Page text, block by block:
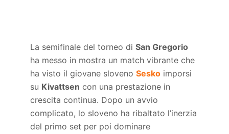
La semifinale del torneo diSan Gregorio
ha messo in mostra un match vibrante che
ha visto il giovane slovenoSesko imporsi
su Kivattsen con una prestazione in
crescita continua. Dopo un avvio
complicato, lo sloveno ha ribaltato l’inerzia
del primo set per poi dominare